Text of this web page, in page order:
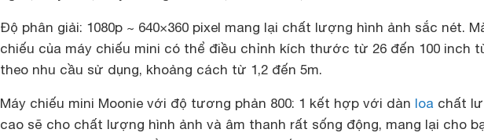
Độ phân giải: 1080p ~ 640×360 pixel mang lại chất lượng hình ảnh sắc nét.
chiếu của máy chiếu mini có thể điều chỉnh kích thước từ 26 đến 100 inch
theo nhu cầu sử dụng, khoảng cách từ 1,2 đến 5m.
Máy chiếu mini Moonie với độ tương phản 800: 1 kết hợp với dàn loa chất
cao sẽ cho chất lượng hình ảnh và âm thanh rất sống động, mang lại cho